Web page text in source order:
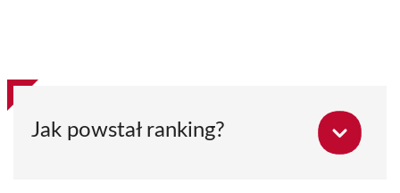
Jak powstał ranking?